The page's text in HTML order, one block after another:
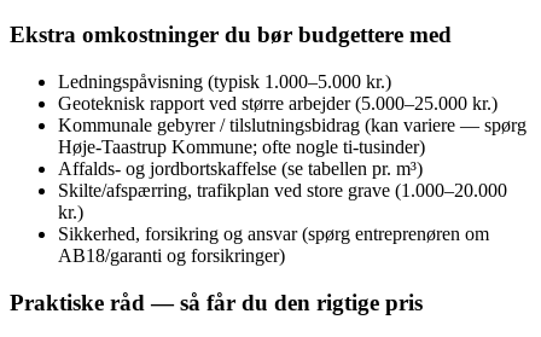
Ekstra omkostninger du bør budgettere med
Ledningspåvisning (typisk 1.000–5.000 kr.)
Geoteknisk rapport ved større arbejder (5.000–25.000 kr.)
Kommunale gebyrer / tilslutningsbidrag (kan variere — spørg
Høje‑Taastrup Kommune; ofte nogle ti‑tusinder)
Affalds- og jordbortskaffelse (se tabellen pr. m³)
Skilte/afspærring, trafikplan ved store grave (1.000–20.000
kr.)
Sikkerhed, forsikring og ansvar (spørg entreprenøren om
AB18/garanti og forsikringer)
Praktiske råd — så får du den rigtige pris